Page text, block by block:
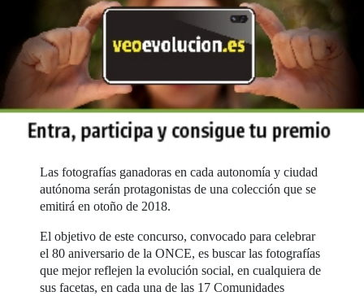
Las fotografías ganadoras en cada autonomía y ciudad
autónoma serán protagonistas de una colección que se
emitirá en otoño de 2018.
El objetivo de este concurso, convocado para celebrar
el 80 aniversario de la ONCE, es buscar las fotografías
que mejor reflejen la evolución social, en cualquiera de
sus facetas, en cada una de las 17 Comunidades